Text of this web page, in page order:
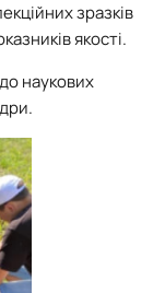
зразків
якості.
наукових